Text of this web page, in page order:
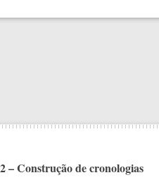
– Construção de cronologias